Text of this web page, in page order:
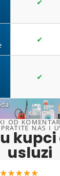
✔
✔
✔
OD
NAS I
usluzi